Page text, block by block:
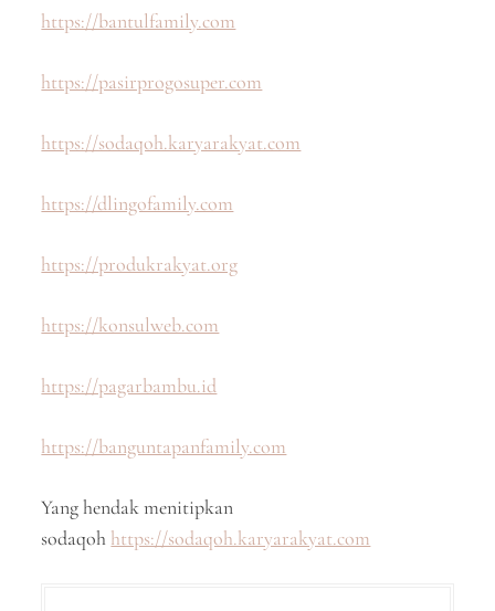
https://bantulfamily.com
https://pasirprogosuper.com
https://sodaqoh.karyarakyat.com
https://dlingofamily.com
https://produkrakyat.org
https://konsulweb.com
https://pagarbambu.id
https://banguntapanfamily.com
Yang hendak menitipkan
sodaqoh https://sodaqoh.karyarakyat.com